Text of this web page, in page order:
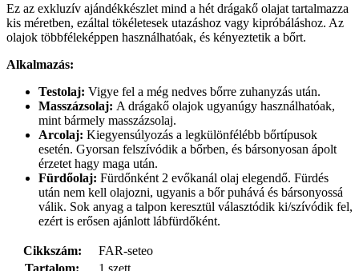
Ez az exkluzív ajándékkészlet mind a hét drágakő olajat tartalmazza
kis méretben, ezáltal tökéletesek utazáshoz vagy kipróbáláshoz. Az
olajok többféleképpen használhatóak, és kényeztetik a bőrt.
Alkalmazás:
Testolaj: Vigye fel a még nedves bőrre zuhanyzás után.
Masszázsolaj: A drágakő olajok ugyanúgy használhatóak,
mint bármely masszázsolaj.
Arcolaj: Kiegyensúlyozás a legkülönfélébb bőrtípusok
esetén. Gyorsan felszívódik a bőrben, és bársonyosan ápolt
érzetet hagy maga után.
Fürdőolaj: Fürdőnként 2 evőkanál olaj elegendő. Fürdés
után nem kell olajozni, ugyanis a bőr puhává és bársonyossá
válik. Sok anyag a talpon keresztül választódik ki/szívódik fel,
ezért is erősen ajánlott lábfürdőként.
Cikkszám:
FAR-seteo
Tartalom:
1 szett